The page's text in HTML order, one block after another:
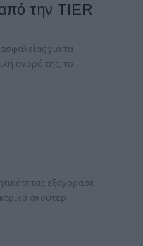
την TIER
για τα
αγορά της, το
εξαγόρασε
σκούτερ